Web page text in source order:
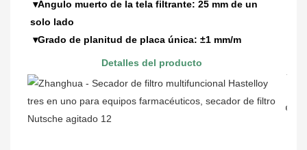
solo lado
▾Grado de planitud de placa única: ±1 mm/m
Detalles del producto